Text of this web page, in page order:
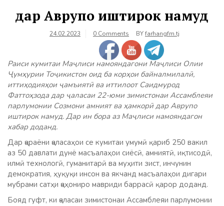
дар Аврупо иштирок намуд
24.02.2023 0 Comments BYfarhangfm.tj
Раиси кумитаи Маҷлиси намояндагони Маҷлиси Олии
Ҷумҳурии Тоҷикистон оид ба корҳои байналмилалӣ,
иттиҳодияҳои ҷамъиятӣ ва иттилоот Саидмурод
Фаттоҳзода дар ҷаласаи 22-юми зимистонаи Ассамблеяи
парлумонии Созмони амният ва ҳамкорӣ дар Аврупо
иштирок намуд. Дар ин бора аз Маҷлиси намояндагон
хабар доданд.
Дар ҷараёни ҷаласаҳои се кумитаи умумӣ қариб 250 вакил
аз 50 давлати дунё масъалаҳои сиёсӣ, амниятӣ, иқтисодӣ,
илмӣ технологӣ, гуманитарӣ ва муҳити зист, инчунин
демократия, ҳуқуқи инсон ва якчанд масъалаҳои дигари
мубрами сатҳи ҷаҳониро мавриди баррасӣ қарор доданд.
Бояд гуфт, ки ҷаласаи зимистонаи Ассамблеяи парлумонии